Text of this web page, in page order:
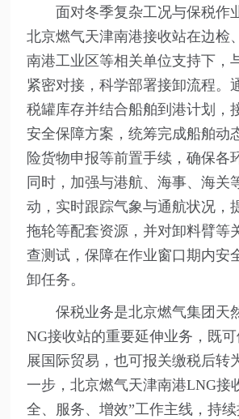
面对冬季复杂工况与保税作
北京燃气天津南港接收站在边检
南港工业区等相关单位支持下，
紧密对接，科学部署接卸流程。
税罐库存并结合船舶到港计划，
安全保障方案，统筹完成船舶动
险货物申报等前置手续，确保各
同时，加强与港航、海事、海关
动，实时跟踪气象与通航状况，
拖轮等配套资源，并对卸料臂等
查测试，保障在作业窗口期内安
卸任务。
保税业务是北京燃气集团天
NG接收站的重要延伸业务，既
展国际贸易，也可报关缴税后转
一步，北京燃气天津南港LNG接
全、服务、增效”工作主线，持